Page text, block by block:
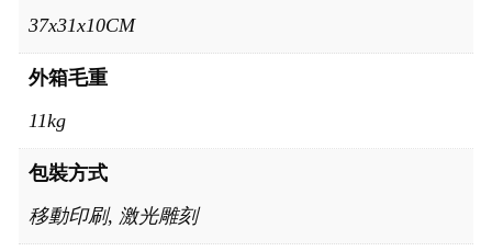
37x31x10CM
外箱毛重
11kg
包裝方式
移動印刷, 激光雕刻